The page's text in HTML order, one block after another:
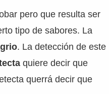
pero que resulta ser
tipo de sabores. La
. La detección de este
quiere decir que
querrá decir que